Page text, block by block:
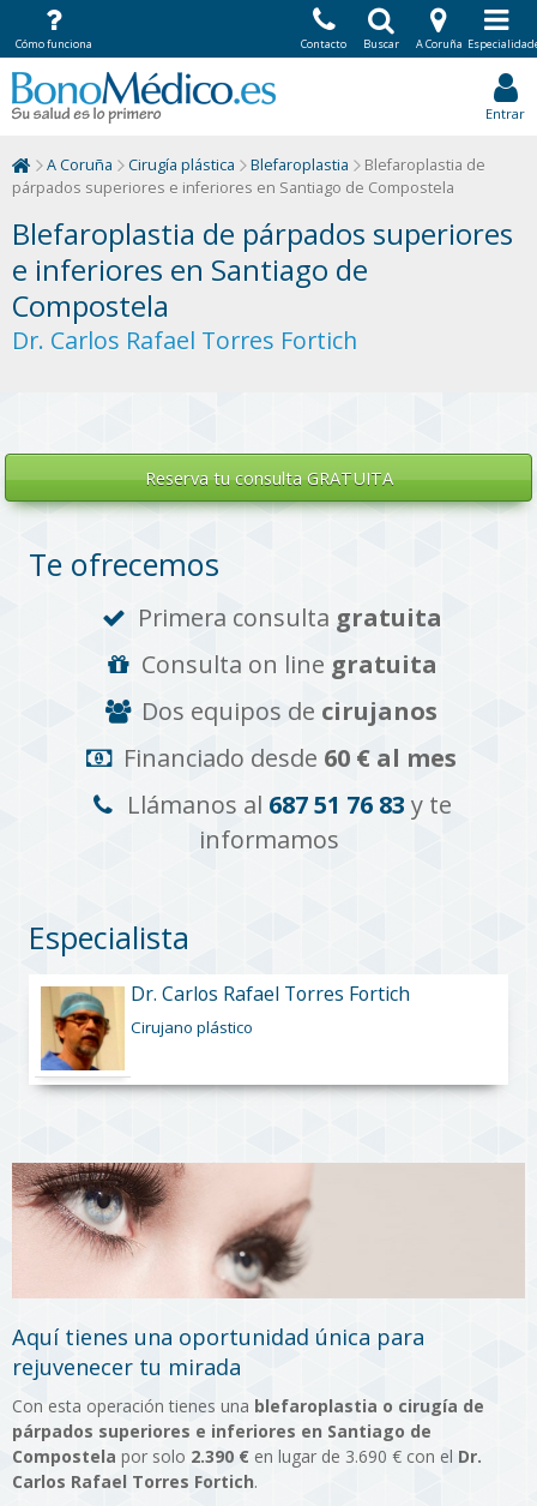
Entrar
A Coruña Cirugía plástica Blefaroplastia
Blefaroplastia de
párpados superiores e inferiores en Santiago de Compostela
Blefaroplastia de párpados superiores
e inferiores en Santiago de
Compostela
Dr. Carlos Rafael Torres Fortich
Reserva tuconsulta GRATUITA
Te ofrecemos
Primera consulta gratuita
Consulta on line gratuita
Dos equipos de cirujanos
Financiado desde 60 € al mes
Llámanos al 687 51 76 83 y te
informamos
Especialista
Dr. Carlos Rafael Torres Fortich
Cirujano plástico
Aquí tienes una oportunidad única para
rejuvenecer tu mirada
Con esta operación tienes una blefaroplastia o cirugía de
párpados superiores e inferiores en Santiago de
Compostela por solo 2.390 € en lugar de 3.690 € con el Dr.
Carlos Rafael Torres Fortich.
Cómo funciona Contacto Buscar A Coruña